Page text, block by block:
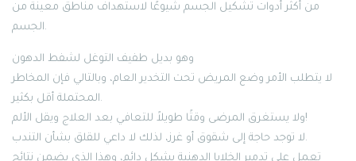
من أكثر أدوات تشكيل الجسم شيوعًا لاستهداف مناطق معينة من
الجسم.
وهو بديل طفيف التوغل لشفط الدهون
لا يتطلب الأمر وضع المريض تحت التخدير العام، وبالتالي فإن المخاطر
المحتملة أقل بكثير.
ولا يستغرق المرضى وقتًا طويلاً للتعافي بعد العلاج ويقل الألم!
لا توجد حاجة إلى شقوق أو غرز، لذلك لا داعي للقلق بشأن التندب.
تعمل على تدمير الخلايا الدهنية بشكل دائم، وهذا الذي يضمن نتائج